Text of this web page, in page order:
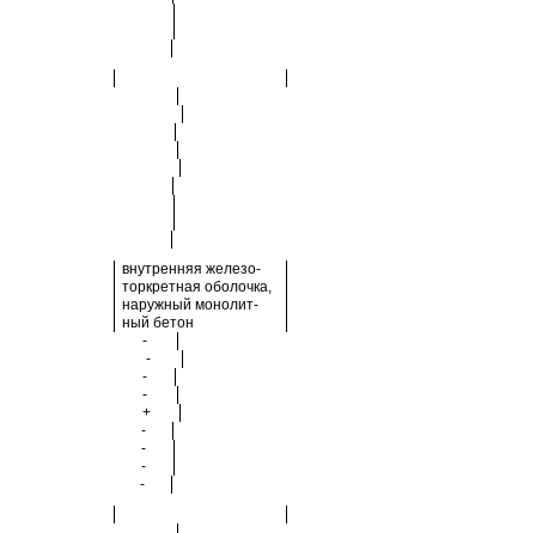
внутренняя железо-
торкретная оболочка,
наружный монолит-
ный бетон
-
-
-
-
+
-
-
-
-